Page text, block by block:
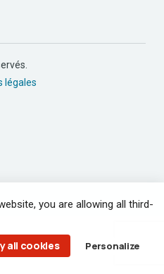
légales
you are allowing all third-
all cookies Personalize